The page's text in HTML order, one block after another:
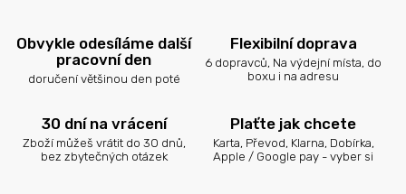
Obvykle odesíláme další
pracovní den
doručení většinou den poté
Flexibilní doprava
6 dopravců, Na výdejní místa, do
boxu i na adresu
30 dní na vrácení
Zboží můžeš vrátit do 30 dnů,
bez zbytečných otázek
Plaťte jak chcete
Karta, Převod, Klarna, Dobírka,
Apple / Google pay - vyber si